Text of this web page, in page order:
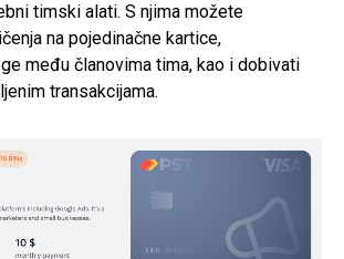
timski alati. S njima možete
na pojedinačne kartice,
među članovima tima, kao i dobivati
transakcijama.